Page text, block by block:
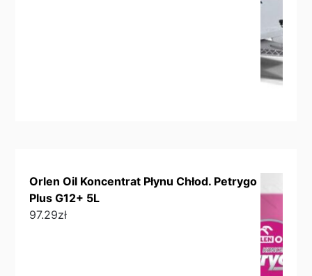
Orlen Oil Koncentrat Płynu Chłod. Petrygo
Plus G12+ 5L
97.29zł